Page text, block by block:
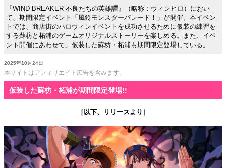
『WIND BREAKER 不良たちの英雄譚』（略称：ウィンヒロ）におい
て、期間限定イベント「風鈴モンスターパレード！」が開催。本イベン
トでは、商店街のハロウィンイベントを成功させるために仮装の練習を
する蘇枋と柘浦のゲームオリジナルストーリーを楽しめる。また、イベ
ント開催にあわせて、仮装した蘇枋・柘浦も期間限定登場している。
2025年10月24日
本サイトはアフィリエイト広告を含みます。
仮装した蘇枋・柘浦が期間限定登場!!
［以下、リリースより］